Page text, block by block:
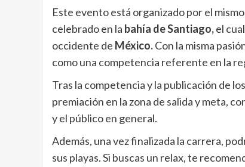
Este evento está organizado por el
celebrado en la bahía de Santiago,el
occidente de México.Con la misma
como una competencia referente en la
Tras la competencia y la publicación de
premiación en la zona de salida y meta,
y el público en general.
Además, una vez finalizada la carrera,
sus playas. Si buscas un relax, te